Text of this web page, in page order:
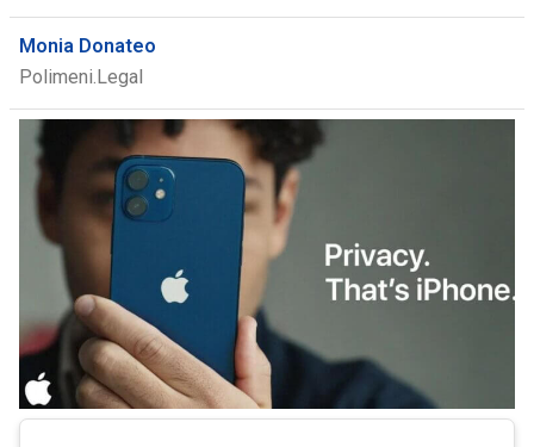
Monia Donateo
Polimeni.Legal